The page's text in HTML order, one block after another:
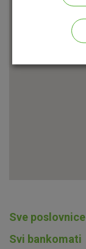
Sve poslovnice
Svi bankomati